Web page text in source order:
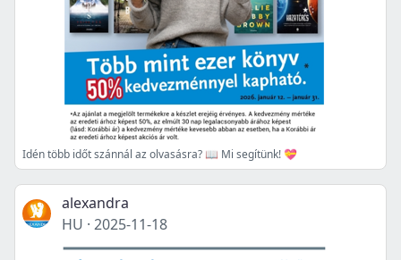
Idén több időt szánnál az olvasásra? 📖 Mi segítünk! 💝
alexandra
HU · 2025-11-18